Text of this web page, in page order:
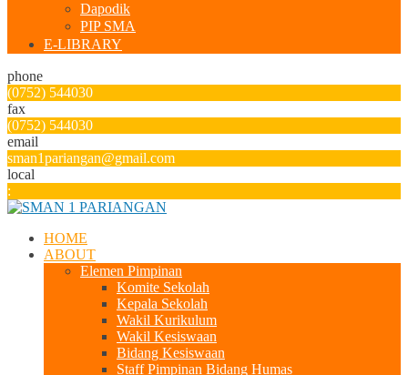
Dapodik
PIP SMA
E-LIBRARY
phone
(0752) 544030
fax
(0752) 544030
email
sman1pariangan@gmail.com
local
:
HOME
ABOUT
Elemen Pimpinan
Komite Sekolah
Kepala Sekolah
Wakil Kurikulum
Wakil Kesiswaan
Bidang Kesiswaan
Staff Pimpinan Bidang Humas